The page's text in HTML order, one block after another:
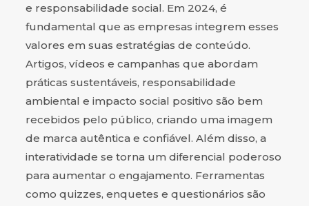
e responsabilidade social. Em 2024, é
fundamental que as empresas integrem esses
valores em suas estratégias de conteúdo.
Artigos, vídeos e campanhas que abordam
práticas sustentáveis, responsabilidade
ambiental e impacto social positivo são bem
recebidos pelo público, criando uma imagem
de marca autêntica e confiável. Além disso, a
interatividade se torna um diferencial poderoso
para aumentar o engajamento. Ferramentas
como quizzes, enquetes e questionários são